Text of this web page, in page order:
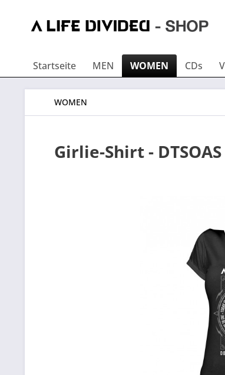
Startseite MEN WOMEN CDs
WOMEN
Girlie-Shirt -